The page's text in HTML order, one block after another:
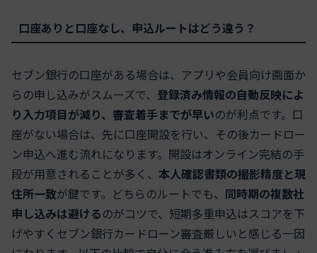
口座ありと口座なし、申込ルートはどう違う？
セブン銀行の口座がある場合は、アプリや会員向け画面か
らの申し込みがスムーズで、 登録済み情報の自動反映によ
り入力項目が減り、審査着手までが早いのが利点です。口
座がない場合は、先に口座開設を行い、その後カードロー
ン申込へ進む流れになります。開設はオンライン完結の手
段が用意されることが多く、 本人確認書類の撮影精度と現
住所一致が鍵です。どちらのルートでも、 同時期の複数社
申し込みは避けるのがコツで、短期多重申込はスコアを下
げやすくセブン銀行カードローン審査厳しいと感じる一因